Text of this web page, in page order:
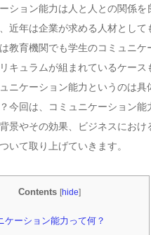
ション能力は人と人との関係を
近年は企業が求める人材として
教育機関でも学生のコミュニケ
リキュラムが組まれているケース
ニケーション能力というのは具
今回は、コミュニケーション能
景やその効果、ビジネスにおけ
いて取り上げていきます。
Contents [hide]
ケーション能力って何？